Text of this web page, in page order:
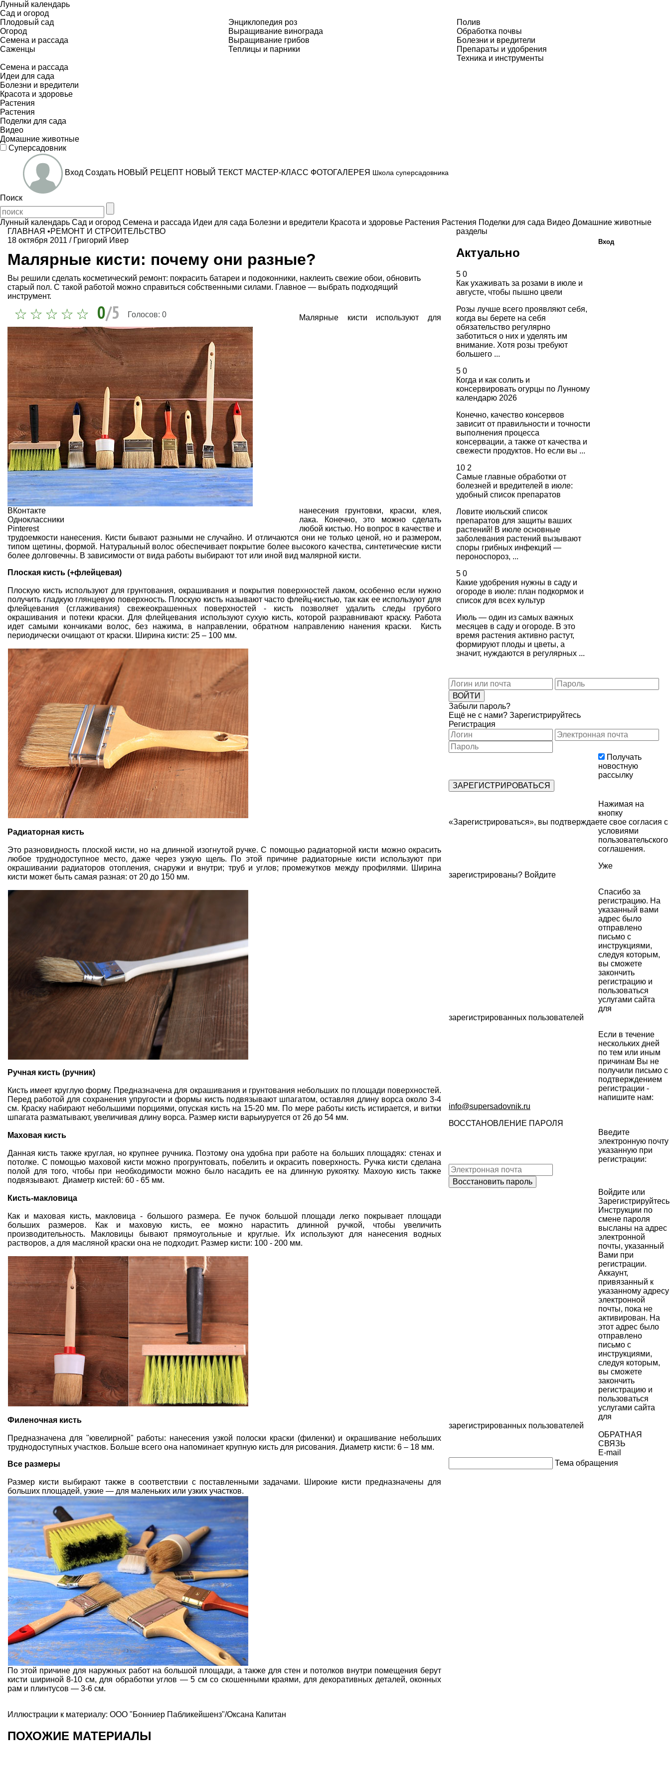
Лунный календарь
Сад и огород
Плодовый сад
Огород
Семена и рассада
Саженцы
Энциклопедия роз
Выращивание винограда
Выращивание грибов
Теплицы и парники
Полив
Обработка почвы
Болезни и вредители
Препараты и удобрения
Техника и инструменты
Семена и рассада
Идеи для сада
Болезни и вредители
Красота и здоровье
Растения
Растения
Поделки для сада
Видео
Домашние животные
Суперсадовник
Вход Создать НОВЫЙ РЕЦЕПТ НОВЫЙ ТЕКСТ МАСТЕР-КЛАСС ФОТОГАЛЕРЕЯ Школа суперсадовника
Поиск
Лунный календарь Сад и огород Семена и рассада Идеи для сада Болезни и вредители Красота и здоровье Растения Растения Поделки для сада Видео Домашние животные
ГЛАВНАЯ •РЕМОНТ И СТРОИТЕЛЬСТВО
18 октября 2011 / Григорий Ивер
Малярные кисти: почему они разные?
Вы решили сделать косметический ремонт: покрасить батареи и подоконники, наклеить свежие обои, обновить
старый пол. С такой работой можно справиться собственными силами. Главное — выбрать подходящий
инструмент.
0/5 Голосов: 0
ВКонтакте
Одноклассники
Pinterest
Малярные кисти используют для
нанесения грунтовки, краски, клея,
лака. Конечно, это можно сделать
любой кистью. Но вопрос в качестве и
трудоемкости нанесения. Кисти бывают разными не случайно. И отличаются они не только ценой, но и размером,
типом щетины, формой. Натуральный волос обеспечивает покрытие более высокого качества, синтетические кисти
более долговечны. В зависимости от вида работы выбирают тот или иной вид малярной кисти.
Плоская кисть (+флейцевая)
Плоскую кисть используют для грунтования, окрашивания и покрытия поверхностей лаком, особенно если нужно
получить гладкую глянцевую поверхность. Плоскую кисть называют часто флейц-кистью, так как ее используют для
флейцевания (сглаживания) свежеокрашенных поверхностей - кисть позволяет удалить следы грубого
окрашивания и потеки краски. Для флейцевания используют сухую кисть, которой разравнивают краску. Работа
идет самыми кончиками волос, без нажима, в направлении, обратном направлению нанения краски. Кисть
периодически очищают от краски. Ширина кисти: 25 – 100 мм.
Радиаторная кисть
Это разновидность плоской кисти, но на длинной изогнутой ручке. С помощью радиаторной кисти можно окрасить
любое труднодоступное место, даже через узкую щель. По этой причине радиаторные кисти используют при
окрашивании радиаторов отопления, снаружи и внутри; труб и углов; промежутков между профилями. Ширина
кисти может быть самая разная: от 20 до 150 мм.
Ручная кисть (ручник)
Кисть имеет круглую форму. Предназначена для окрашивания и грунтования небольших по площади поверхностей.
Перед работой для сохранения упругости и формы кисть подвязывают шпагатом, оставляя длину ворса около 3-4
см. Краску набирают небольшими порциями, опуская кисть на 15-20 мм. По мере работы кисть истирается, и витки
шпагата разматывают, увеличивая длину ворса. Размер кисти варьиуруется от 26 до 54 мм.
Маховая кисть
Данная кисть также круглая, но крупнее ручника. Поэтому она удобна при работе на больших площадях: стенах и
потолке. С помощью маховой кисти можно прогрунтовать, побелить и окрасить поверхность. Ручка кисти сделана
полой для того, чтобы при необходимости можно было насадить ее на длинную рукоятку. Махоую кисть также
подвязывают. Диаметр кистей: 60 - 65 мм.
Кисть-макловица
Как и маховая кисть, макловица - большого размера. Ее пучок большой площади легко покрывает площади
больших размеров. Как и маховую кисть, ее можно нарастить длинной ручкой, чтобы увеличить
производительность. Макловицы бывают прямоугольные и круглые. Их используют для нанесения водных
растворов, а для масляной краски она не подходит. Размер кисти: 100 - 200 мм.
Филеночная кисть
Предназначена для "ювелирной" работы: нанесения узкой полоски краски (филенки) и окрашивание небольших
труднодоступных участков. Больше всего она напоминает крупную кисть для рисования. Диаметр кисти: 6 – 18 мм.
Все размеры
Размер кисти выбирают также в соответствии с поставленными задачами. Широкие кисти предназначены для
больших площадей, узкие — для маленьких или узких участков.
По этой причине для наружных работ на большой площади, а также для стен и потолков внутри помещения берут
кисти шириной 8-10 см, для обработки углов — 5 см со скошенными краями, для декоративных деталей, оконных
рам и плинтусов — 3-6 см.
Иллюстрации к материалу: ООО "Бонниер Пабликейшенз"/Оксана Капитан
ПОХОЖИЕ МАТЕРИАЛЫ
разделы
Актуально
5 0
Как ухаживать за розами в июле и
августе, чтобы пышно цвели
Розы лучше всего проявляют себя,
когда вы берете на себя
обязательство регулярно
заботиться о них и уделять им
внимание. Хотя розы требуют
большего ...
5 0
Когда и как солить и
консервировать огурцы по Лунному
календарю 2026
Конечно, качество консервов
зависит от правильности и точности
выполнения процесса
консервации, а также от качества и
свежести продуктов. Но если вы ...
10 2
Самые главные обработки от
болезней и вредителей в июле:
удобный список препаратов
Ловите июльский список
препаратов для защиты ваших
растений! В июле основные
заболевания растений вызывают
споры грибных инфекций —
пероноспороз, ...
5 0
Какие удобрения нужны в саду и
огороде в июле: план подкормок и
список для всех культур
Июль — один из самых важных
месяцев в саду и огороде. В это
время растения активно растут,
формируют плоды и цветы, а
значит, нуждаются в регулярных ...
Вход
Забыли пароль?
Ещё не с нами? Зарегистрируйтесь
Регистрация
Получать
новостную
рассылку
Нажимая на
кнопку
«Зарегистрироваться», вы подтверждаете свое согласия с
условиями
пользовательского
соглашения.
Уже
зарегистрированы? Войдите
Спасибо за
регистрацию. На
указанный вами
адрес было
отправлено
письмо с
инструкциями,
следуя которым,
вы сможете
закончить
регистрацию и
пользоваться
услугами сайта
для
зарегистрированных пользователей
Если в течение
нескольких дней
по тем или иным
причинам Вы не
получили письмо с
подтверждением
регистрации -
напишите нам:
info@supersadovnik.ru
ВОССТАНОВЛЕНИЕ ПАРОЛЯ
Введите
электронную почту
указанную при
регистрации:
Войдите или
Зарегистрируйтесь
Инструкции по
смене пароля
высланы на адрес
электронной
почты, указанный
Вами при
регистрации.
Аккаунт,
привязанный к
указанному адресу
электронной
почты, пока не
активирован. На
этот адрес было
отправлено
письмо с
инструкциями,
следуя которым,
вы сможете
закончить
регистрацию и
пользоваться
услугами сайта
для
зарегистрированных пользователей
ОБРАТНАЯ
СВЯЗЬ
E-mail
Тема обращения